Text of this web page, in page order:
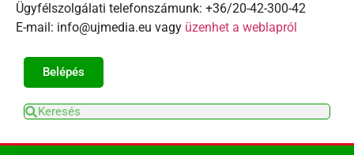
Ügyfélszolgálati telefonszámunk: +36/20-42-300-42
E-mail: info@ujmedia.eu vagy üzenhet a weblapról
Belépés